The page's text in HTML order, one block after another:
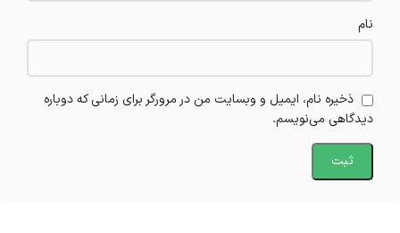
نام
ذخیره نام، ایمیل و وبسایت من در مرورگر برای زمانی که دوباره
دیدگاهی می‌نویسم.